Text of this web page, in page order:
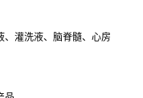
、灌洗液、脑脊髓、心房